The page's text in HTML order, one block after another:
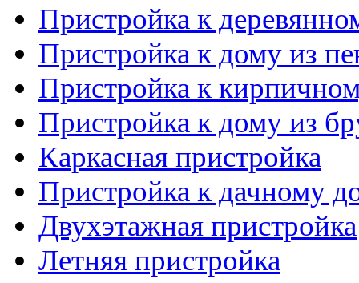
Пристройка к
Пристройка к дому из
Пристройка к
Пристройка к дому из
Каркасная пристройка
Пристройка к дачному
Двухэтажная пристройка
Летняя пристройка